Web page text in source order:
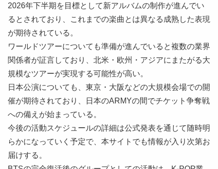
2026年下半期を目標として新アルバムの制作が進んでい
るとされており、これまでの楽曲とは異なる成熟した表現
が期待されている。
ワールドツアーについても準備が進んでいると複数の業界
関係者が証言しており、北米・欧州・アジアにまたがる大
規模なツアーが実現する可能性が高い。
日本公演についても、東京・大阪などの大規模会場での開
催が期待されており、日本のARMYの間でチケット争奪戦
への備えが始まっている。
今後の活動スケジュールの詳細は公式発表を通じて随時明
らかになっていく予定で、本サイトでも情報が入り次第お
届けする。